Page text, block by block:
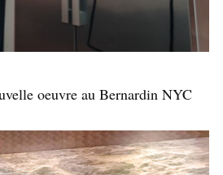
oeuvre au Bernardin NYC